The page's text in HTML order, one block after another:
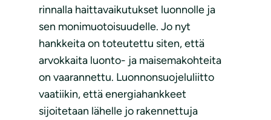
rinnalla haittavaikutukset luonnolle ja
sen monimuotoisuudelle. Jo nyt
hankkeita on toteutettu siten, että
arvokkaita luonto- ja maisemakohteita
on vaarannettu. Luonnonsuojeluliitto
vaatiikin, että energiahankkeet
sijoitetaan lähelle jo rakennettuja